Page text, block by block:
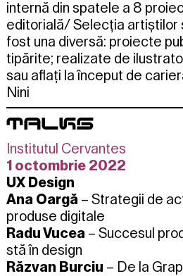
internă din spatele a 8
editorială/Selecția artiștilor
fost una diversă: proiecte
tipărite; realizate de
sau aflați la început de
Nini
TALKS
Institutul Cervantes
1 octombrie 2022
UX Design
Ana Oargă – Strategii de
produse digitale
Radu Vucea – Succesul
stă în design
Răzvan Burciu – De la